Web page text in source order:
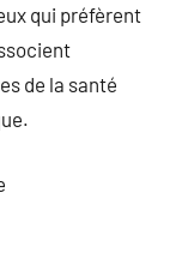
qui préfèrent
de la santé